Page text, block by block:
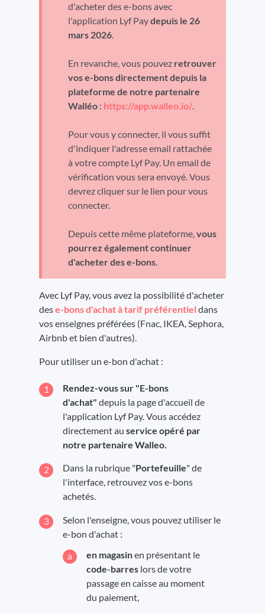
d'acheter des e-bons avec
l'application Lyf Paydepuis le 26
mars 2026.
En revanche, vous pouvez retrouver
vos e-bons directement depuis la
plateforme de notre partenaire
Walléo : https://app.walleo.io/.
Pour vous y connecter, il vous suffit
d'indiquer l'adresse email rattachée
à votre compte Lyf Pay. Un email de
vérification vous sera envoyé. Vous
devrez cliquer sur le lien pour vous
connecter.
Depuis cette même plateforme,vous
pourrez également continuer
d'acheter des e-bons.
Avec Lyf Pay, vous avez la possibilité d'acheter
dese-bons d'achat à tarif préférentiel dans
vos enseignes préférées (Fnac, IKEA, Sephora,
Airbnb et bien d'autres).
Pour utiliser un e-bon d'achat :
Rendez-vous sur "E-bons
d'achat" depuis la page d'accueil de
l'application Lyf Pay. Vous accédez
directement au service opéré par
notre partenaire Walleo.
Dans la rubrique "Portefeuille" de
l'interface, retrouvez vos e-bons
achetés.
Selon l'enseigne, vous pouvez utiliser le
e-bon d'achat :
en magasinen présentant le
code-barres lors de votre
passage en caisse au moment
du paiement,